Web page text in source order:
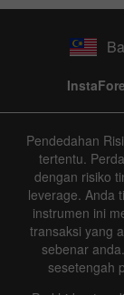
Pendedahan
tertentu.
dengan risiko
leverage. Anda
instrumen ini
transaksi yang
sebenar
sesetengah